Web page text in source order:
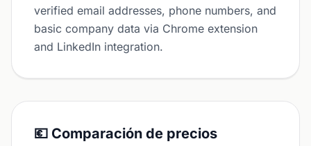
verified email addresses, phone numbers, and
basic company data via Chrome extension
and LinkedIn integration.
💶 Comparación de precios